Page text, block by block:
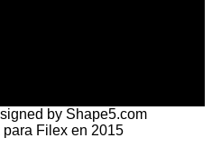
by Shape5.com
Filex en 2015